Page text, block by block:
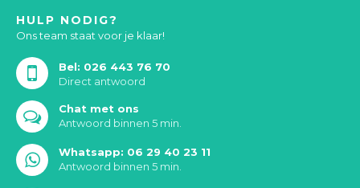
HULP NODIG?
Ons team staat voor je klaar!
Bel: 026 443 76 70
Direct antwoord
Chat met ons
Antwoord binnen 5 min.
Whatsapp: 06 29 40 23 11
Antwoord binnen 5 min.